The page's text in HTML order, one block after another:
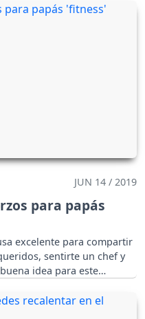
JUN 14 / 2019
para papás
excelente para compartir
sentirte un chef y
idea para este